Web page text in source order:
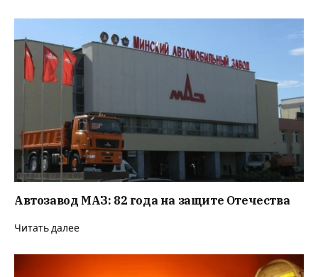
Автозавод МАЗ: 82 года на защите Отечества
Читать далее